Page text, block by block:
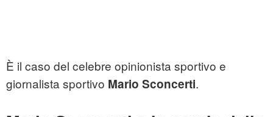
È il caso del celebre opinionista sportivo e
giornalista sportivo Mario Sconcerti.